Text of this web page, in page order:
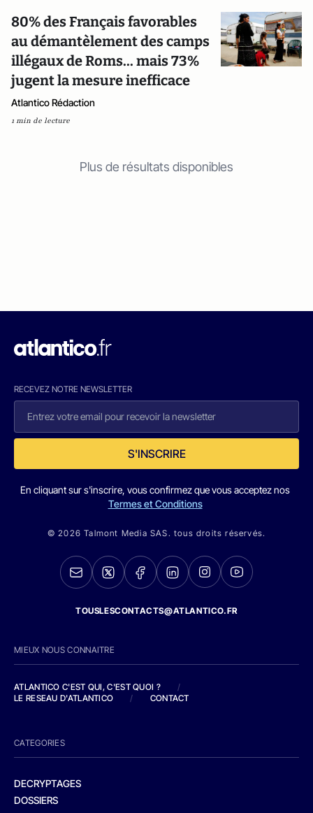
80% des Français favorables
au démantèlement des camps
illégaux de Roms... mais 73%
jugent la mesure inefficace
Atlantico Rédaction
1 min de lecture
Plus de résultats disponibles
RECEVEZ NOTRE NEWSLETTER
S'INSCRIRE
En cliquant sur s'inscrire, vous confirmez que vous acceptez nos
Termes et Conditions
© 2026 Talmont Media SAS. tous droits réservés.
TOUSLESCONTACTS@ATLANTICO.FR
MIEUX NOUS CONNAITRE
ATLANTICO C'EST QUI, C'EST QUOI ?
/
LE RESEAU D'ATLANTICO
/ CONTACT
CATEGORIES
DECRYPTAGES
DOSSIERS